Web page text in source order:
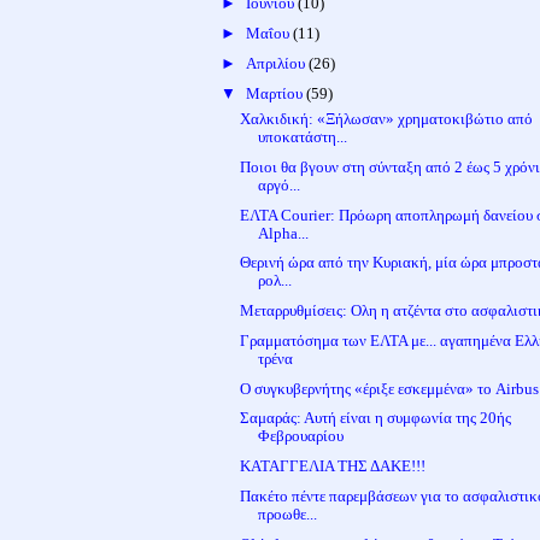
► Μαΐου (11)
► Απριλίου (26)
▼ Μαρτίου (59)
Χαλκιδική: «Ξήλωσαν» χρηματοκιβώτιο από
υποκατάστη...
Ποιοι θα βγουν στη σύνταξη από 2 έως 5
αργό...
ΕΛΤΑ Courier: Πρόωρη αποπληρωμή δανείου
Alpha...
Θερινή ώρα από την Κυριακή, μία ώρα
ρολ...
Μεταρρυθμίσεις: Ολη η ατζέντα στο
Γραμματόσημα των ΕΛΤΑ με... αγαπημένα
τρένα
Ο συγκυβερνήτης «έριξε εσκεμμένα» το Airbus
Σαμαράς: Αυτή είναι η συμφωνία της 20ής
Φεβρουαρίου
ΚΑΤΑΓΓΕΛΙΑ ΤΗΣ ΔΑΚΕ!!!
Πακέτο πέντε παρεμβάσεων για το
προωθε...